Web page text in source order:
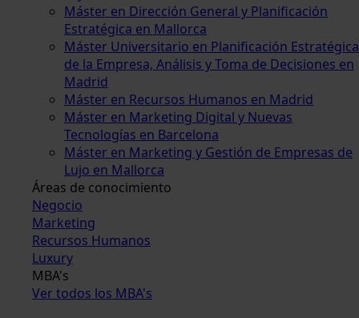
Máster en Dirección General y Planificación
Estratégica en Mallorca
Máster Universitario en Planificación Estratégica
de la Empresa, Análisis y Toma de Decisiones en
Madrid
Máster en Recursos Humanos en Madrid
Máster en Marketing Digital y Nuevas
Tecnologías en Barcelona
Máster en Marketing y Gestión de Empresas de
Lujo en Mallorca
Áreas de conocimiento
Negocio
Marketing
Recursos Humanos
Luxury
MBA's
Ver todos los MBA's